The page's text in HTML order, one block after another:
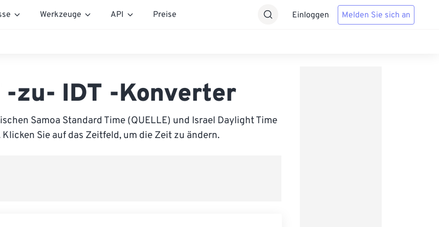
Werkzeuge API Preise Einloggen Melden Sie sich an
-zu- IDT -Konverter
Samoa Standard Time (QUELLE) und Israel Daylight Time
Klicken Sie auf das Zeitfeld, um die Zeit zu ändern.